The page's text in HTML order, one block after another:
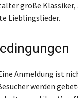
große
Lieblingslieder.
Anmeldung ist
werden